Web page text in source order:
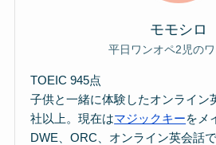
モモシロ
平日ワンオペ2児の
TOEIC 945点
子供と一緒に体験したオンライン
社以上。現在はマジックキーをメ
DWE、ORC、オンライン英会話